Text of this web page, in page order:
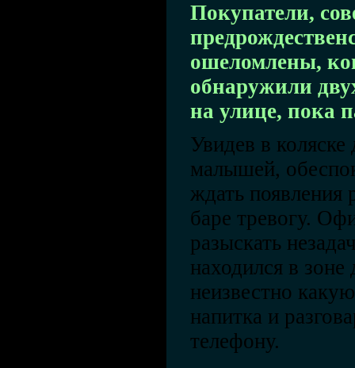
Покупатели,
ошеломлены,
обнаружили
на улице, пока
Увидев в
малышей,
ждать появления
баре тревогу.
разыскать
находился в
неизвестно
напитка и
телефону.